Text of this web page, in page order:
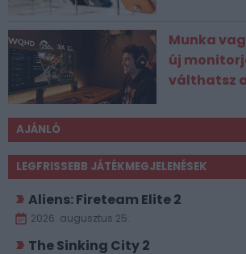
Munka
új
válthatsz
AJÁNLÓ
LEGFRISSEBB JÁTÉKMEGJELENÉSEK
Aliens: Fireteam Elite 2
2026. augusztus 25.
The Sinking City 2